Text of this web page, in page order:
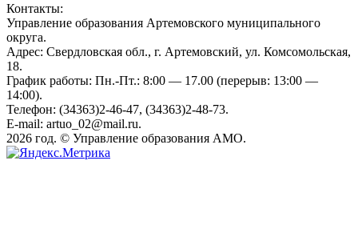
Контакты:
Управление образования Артемовского муниципального
округа.
Адрес: Свердловская обл., г. Артемовский, ул. Комсомольская,
18.
График работы: Пн.-Пт.: 8:00 — 17.00 (перерыв: 13:00 —
14:00).
Телефон: (34363)2-46-47, (34363)2-48-73.
E-mail: artuo_02@mail.ru.
2026 год. © Управление образования АМО.